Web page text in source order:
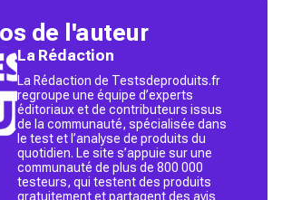
de l'auteur
La Rédaction
La Rédaction de Testsdeproduits.fr
regroupe une équipe d’experts
éditoriaux et de contributeurs issus
de la communauté, spécialisée dans
le test et l’analyse de produits du
quotidien. Le site s’appuie sur une
communauté de plus de 800 000
testeurs, qui testent des produits
gratuitement et partagent des avis